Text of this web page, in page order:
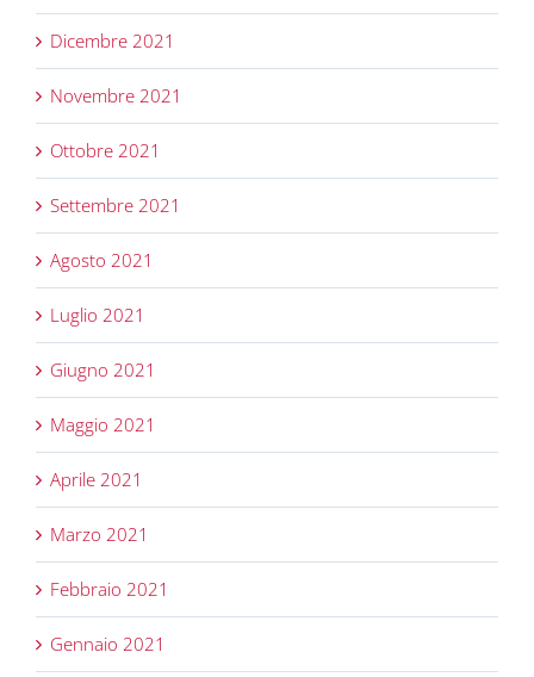
Dicembre 2021
Novembre 2021
Ottobre 2021
Settembre 2021
Agosto 2021
Luglio 2021
Giugno 2021
Maggio 2021
Aprile 2021
Marzo 2021
Febbraio 2021
Gennaio 2021